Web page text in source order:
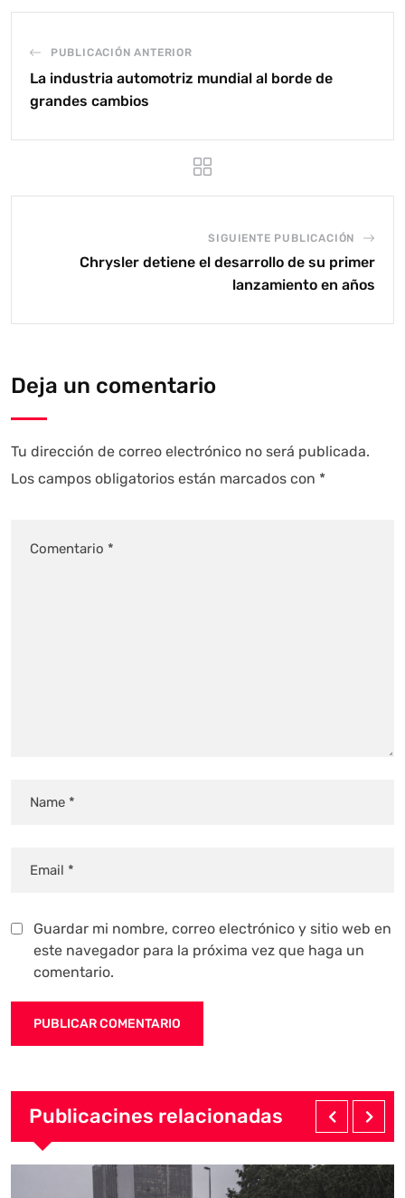
PUBLICACIÓN ANTERIOR
La industria automotriz mundial al borde de
grandes cambios
SIGUIENTE PUBLICACIÓN
Chrysler detiene el desarrollo de su primer
lanzamiento en años
Deja un comentario
Tu dirección de correo electrónico no será publicada.
Los campos obligatorios están marcados con *
Guardar mi nombre, correo electrónico y sitio web en
este navegador para la próxima vez que haga un
comentario.
Publicacines relacionadas